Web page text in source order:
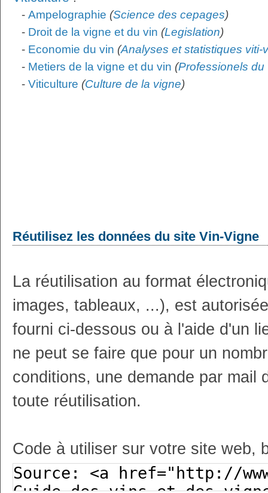
- Ampelographie (Science des cepages)
- Droit de la vigne et du vin (Legislation)
- Economie du vin (Analyses et statistiques viti-
- Metiers de la vigne et du vin (Professionels du
- Viticulture (Culture de la vigne)
Réutilisez les données du site Vin-Vigne
La réutilisation au format
images, tableaux, ...), est
fourni ci-dessous ou à l'aide d'un
ne peut se faire que pour un
conditions, une demande par mail
toute réutilisation.
Code à utiliser sur votre site web,